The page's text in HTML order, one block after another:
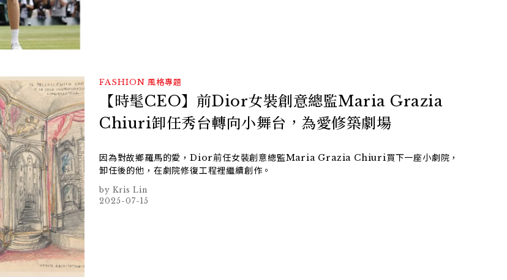
FASHION 風格專題
【時髦CEO】前Dior女裝創意總監Maria Grazia
Chiuri卸任秀台轉向小舞台，為愛修築劇場
因為對故鄉羅馬的愛，Dior前任女裝創意總監Maria Grazia Chiuri買下一座小劇院，
卸任後的他，在劇院修復工程裡繼續創作。
Kris Lin
2025-07-15